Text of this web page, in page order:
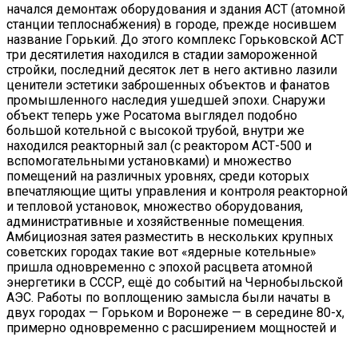
начался демонтаж оборудования и здания АСТ (атомной
станции теплоснабжения) в городе, прежде носившем
название Горький. До этого комплекс Горьковской АСТ
три десятилетия находился в стадии замороженной
стройки, последний десяток лет в него активно лазили
ценители эстетики заброшенных объектов и фанатов
промышленного наследия ушедшей эпохи. Снаружи
объект теперь уже Росатома выглядел подобно
большой котельной с высокой трубой, внутри же
находился реакторный зал (с реактором АСТ-500 и
вспомогательными установками) и множество
помещений на различных уровнях, среди которых
впечатляющие щиты управления и контроля реакторной
и тепловой установок, множество оборудования,
административные и хозяйственные помещения.
Амбициозная затея разместить в нескольких крупных
советских городах такие вот «ядерные котельные»
пришла одновременно с эпохой расцвета атомной
энергетики в СССР, ещё до событий на Чернобыльской
АЭС. Работы по воплощению замысла были начаты в
двух городах — Горьком и Воронеже — в середине 80-х,
примерно одновременно с расширением мощностей и